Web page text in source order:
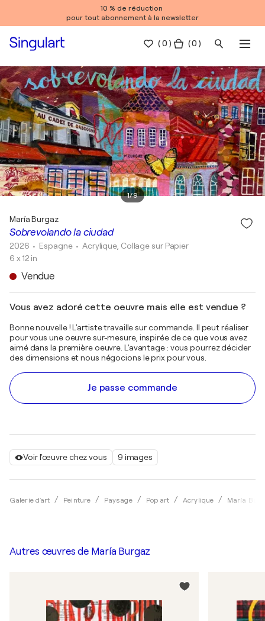
10 % de réduction
pour tout abonnement à la newsletter
(0 ) ( 0 )
1/9
Voir l'œuvre chez vous 9 images
Galerie d'art Peinture Paysage Pop art Acrylique María
Sobrevolando la ciudad
María Burgaz
2026 • Espagne • Acrylique, Collage sur Papier
6 x 12 in
Vendue
Vous avez adoré cette oeuvre mais elle est vendue ?
Bonne nouvelle ! L'artiste travaille sur commande. Il peut réaliser
pour vous une oeuvre sur-mesure, inspirée de ce que vous avez
aimé dans la première oeuvre. L'avantage : vous pourrez décider
des dimensions et nous négocions le prix pour vous.
Je passe commande
Autres œuvres de María Burgaz